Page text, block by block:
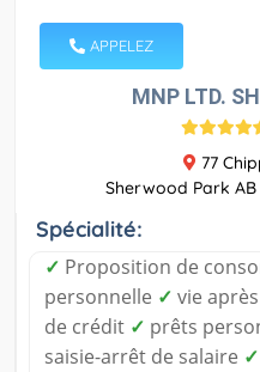
APPELEZ
MNP LTD.
77
Sherwood Park AB
Spécialité:
✓ Proposition de
personnelle ✓ vie
de crédit ✓ prêts
saisie-arrêt de salaire ✓